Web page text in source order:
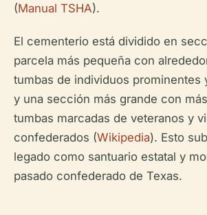
(Manual TSHA).
El cementerio está dividido en
parcela más pequeña con
tumbas de individuos prominentes
y una sección más grande con
tumbas marcadas de veteranos y
confederados (Wikipedia). Esto
legado como santuario estatal y
pasado confederado de Texas.